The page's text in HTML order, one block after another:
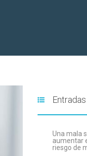
Una mala
aumentar
riesgo de